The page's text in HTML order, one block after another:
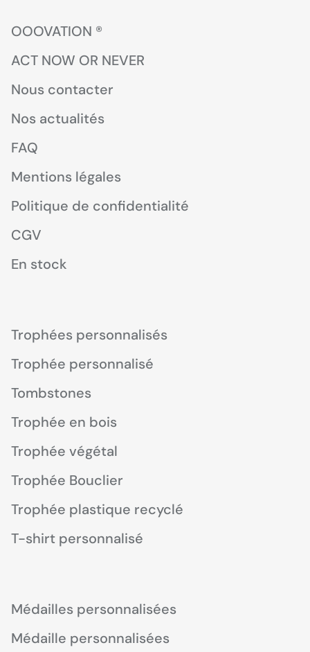
OOOVATION ®
ACT NOW OR NEVER
Nous contacter
Nos actualités
FAQ
Mentions légales
Politique de confidentialité
CGV
En stock
Trophées personnalisés
Trophée personnalisé
Tombstones
Trophée en bois
Trophée végétal
Trophée Bouclier
Trophée plastique recyclé
T-shirt personnalisé
Médailles personnalisées
Médaille personnalisées